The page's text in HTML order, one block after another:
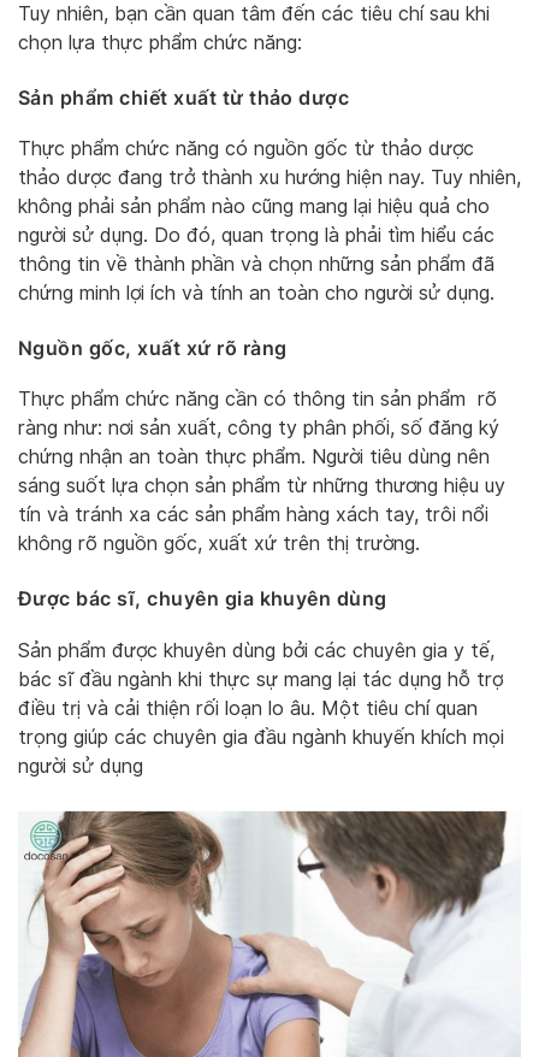
Tuy nhiên, bạn cần quan tâm đến các tiêu chí sau khi
chọn lựa thực phẩm chức năng:
Sản phẩm chiết xuất từ thảo dược
Thực phẩm chức năng có nguồn gốc từ thảo dược
thảo dược đang trở thành xu hướng hiện nay. Tuy nhiên,
không phải sản phẩm nào cũng mang lại hiệu quả cho
người sử dụng. Do đó, quan trọng là phải tìm hiểu các
thông tin về thành phần và chọn những sản phẩm đã
chứng minh lợi ích và tính an toàn cho người sử dụng.
Nguồn gốc, xuất xứ rõ ràng
Thực phẩm chức năng cần có thông tin sản phẩm rõ
ràng như: nơi sản xuất, công ty phân phối, số đăng ký
chứng nhận an toàn thực phẩm. Người tiêu dùng nên
sáng suốt lựa chọn sản phẩm từ những thương hiệu uy
tín và tránh xa các sản phẩm hàng xách tay, trôi nổi
không rõ nguồn gốc, xuất xứ trên thị trường.
Được bác sĩ, chuyên gia khuyên dùng
Sản phẩm được khuyên dùng bởi các chuyên gia y tế,
bác sĩ đầu ngành khi thực sự mang lại tác dụng hỗ trợ
điều trị và cải thiện rối loạn lo âu. Một tiêu chí quan
trọng giúp các chuyên gia đầu ngành khuyến khích mọi
người sử dụng